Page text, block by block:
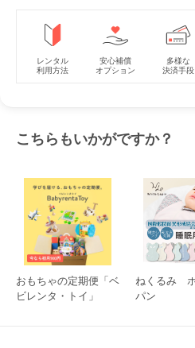
レンタル
利用方法
安心補償
オプション
多様な
決済手段
こちらもいかがですか？
おもちゃの定期便「ベ
ビレンタ・トイ」
ねくるみ
パン